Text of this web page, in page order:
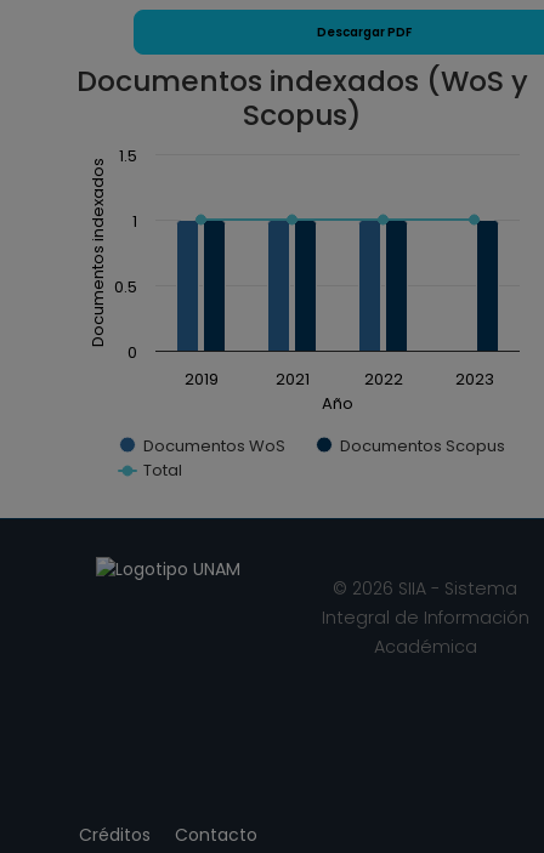
Descargar PDF
Documentos indexados (WoS y
Scopus)
Chart
Combination chart with 3 data series.
The chart has 1 X axis displaying Año.
The chart has 1 Y axis displaying Documentos
Año
Documentos indexados
Documentos WoS
Documentos Scopus
Total
2019 2021 2022 2023
0
0.5
1
1.5
End of interactive chart.
Créditos Contacto
© 2026 SIIA - Sistema
Integral de Información
Académica